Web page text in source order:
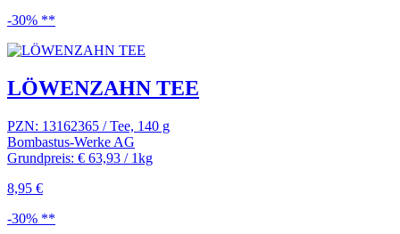
-30% **
LÖWENZAHN TEE
PZN: 13162365 / Tee, 140 g
Bombastus-Werke AG
Grundpreis: € 63,93 / 1kg
8,95 €
-30% **